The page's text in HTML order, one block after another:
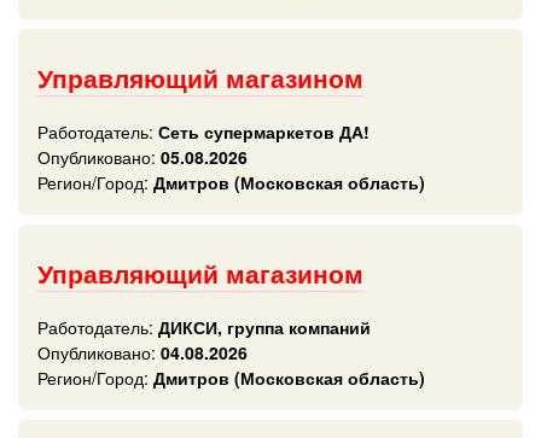
Управляющий магазином
Работодатель: Сеть супермаркетов ДА!
Опубликовано: 05.08.2026
Регион/Город: Дмитров (Московская область)
Управляющий магазином
Работодатель: ДИКСИ, группа компаний
Опубликовано: 04.08.2026
Регион/Город: Дмитров (Московская область)